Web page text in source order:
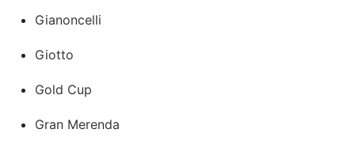
Gianoncelli
Giotto
Gold Cup
Gran Merenda